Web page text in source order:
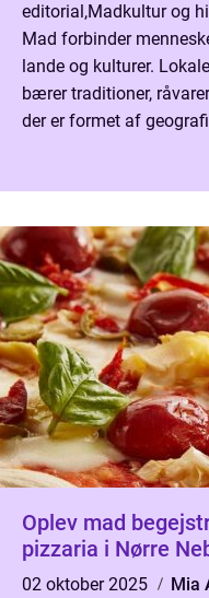
editorial,Madkultur og
Mad forbinder
lande og kulturer.
bærer traditioner,
der er formet af
Oplev mad
pizzaria i Nørre
02 oktober 2025 Mia